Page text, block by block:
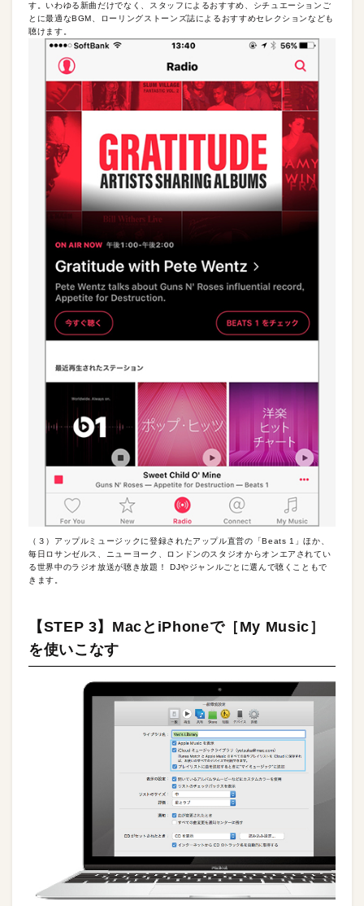
す。いわゆる新曲だけでなく、スタッフによるおすすめ、シチュエーションご
とに最適なBGM、ローリングストーンズ誌によるおすすめセレクションなども
聴けます。
（３）アップルミュージックに登録されたアップル直営の「Beats 1」ほか、
毎日ロサンゼルス、ニューヨーク、ロンドンのスタジオからオンエアされてい
る世界中のラジオ放送が聴き放題！ DJやジャンルごとに選んで聴くこともで
きます。
【STEP 3】MacとiPhoneで［My Music］
を使いこなす